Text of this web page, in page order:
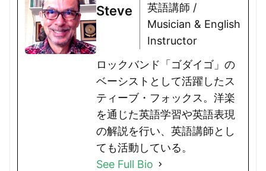
Steve
英語講師 /
Musician & English
Instructor
ロックバンド「ゴダイゴ」の
ベーシストとして活躍したス
ティーブ・フォックス。洋楽
を通じた英語学習や英語表現
の解説を行い、英語講師とし
ても活動している。
See Full Bio